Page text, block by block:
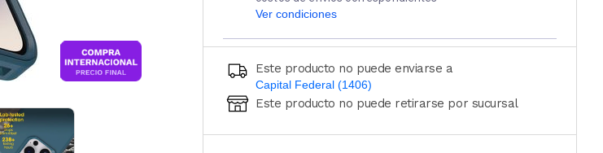
Ver condiciones
Este producto no puede enviarse a
Capital Federal (1406)
Ingresá código postal (sólo números)
CALCULAR
Este producto no puede retirarse por sucursal